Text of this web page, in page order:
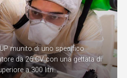
munito di uno specifico
da 26 CV con una gettata di
a 300 litri...